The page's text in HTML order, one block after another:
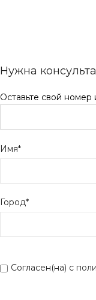
Нужна
Оставьте свой
Имя*
Город*
Согласен(на) с